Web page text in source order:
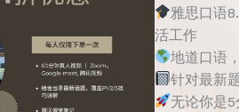
雅思口语
活工作
地道口语
针对最新
无论你是